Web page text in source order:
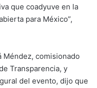
que coadyuve en la
para México”,
Méndez, comisionado
Transparencia, y
del evento, dijo que